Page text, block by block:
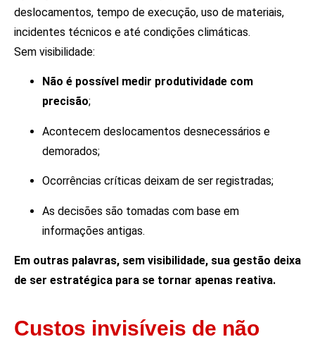
deslocamentos, tempo de execução, uso de materiais,
incidentes técnicos e até condições climáticas.
Sem visibilidade:
Não é possível medir produtividade com
precisão;
Acontecem deslocamentos desnecessários e
demorados;
Ocorrências críticas deixam de ser registradas;
As decisões são tomadas com base em
informações antigas.
Em outras palavras, sem visibilidade, sua gestão deixa
de ser estratégica para se tornar apenas reativa.
Custos invisíveis de não